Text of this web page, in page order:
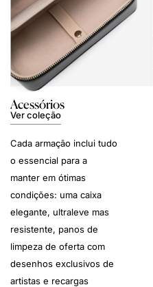
Acessórios
Ver coleção
Cada armação inclui tudo
o essencial para a
manter em ótimas
condições: uma caixa
elegante, ultraleve mas
resistente, panos de
limpeza de oferta com
desenhos exclusivos de
artistas e recargas